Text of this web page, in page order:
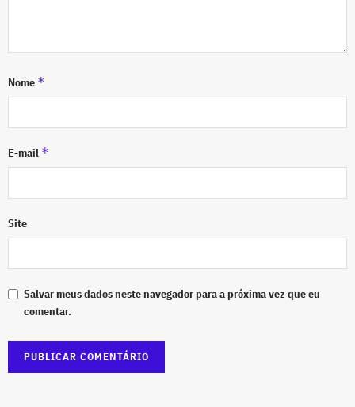
Nome *
E-mail *
Site
Salvar meus dados neste navegador para a próxima vez que eu
comentar.